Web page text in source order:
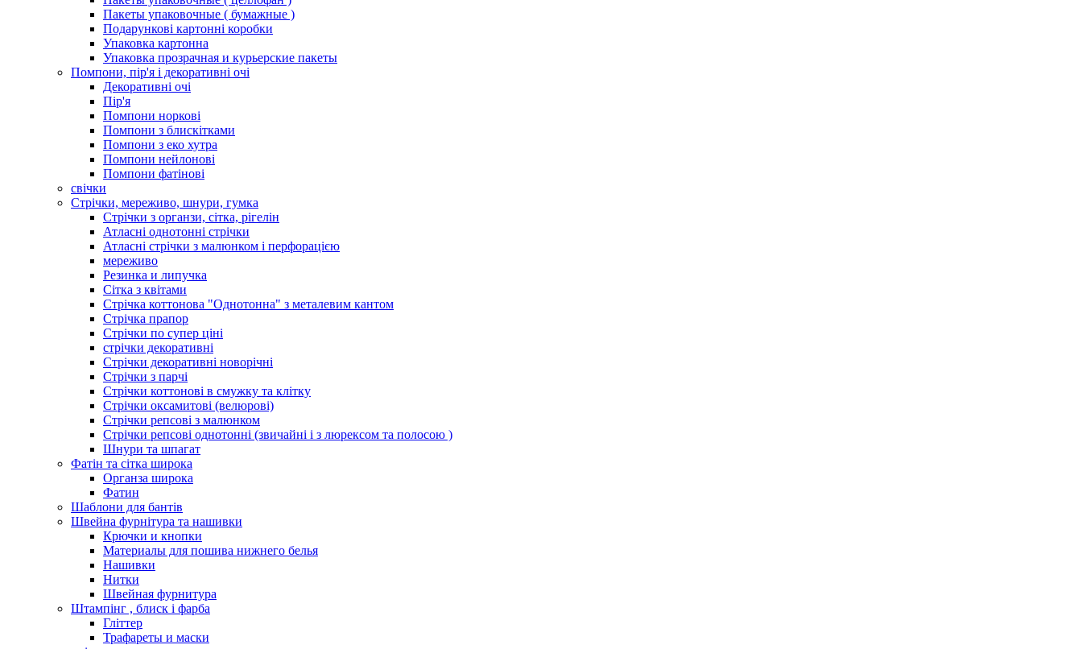
Пакеты упаковочные ( бумажные )
Подарункові картонні коробки
Упаковка картонна
Упаковка прозрачная и курьерские пакеты
Помпони, пір'я і декоративні очі
Декоративні очі
Пір'я
Помпони норкові
Помпони з блискітками
Помпони з еко хутра
Помпони нейлонові
Помпони фатінові
свічки
Стрічки, мереживо, шнури, гумка
Стрічки з органзи, сітка, рігелін
Атласні однотонні стрічки
Атласні стрічки з малюнком і перфорацією
мереживо
Резинка и липучка
Сітка з квітами
Стрічка коттонова "Однотонна" з металевим кантом
Стрічка прапор
Стрічки по супер ціні
стрічки декоративні
Стрічки декоративні новорічні
Стрічки з парчі
Стрічки коттонові в смужку та клітку
Стрічки оксамитові (велюрові)
Стрічки репсові з малюнком
Стрічки репсові однотонні (звичайні і з люрексом та полосою )
Шнури та шпагат
Фатін та сітка широка
Органза широка
Фатин
Шаблони для бантів
Швейна фурнітура та нашивки
Крючки и кнопки
Материалы для пошива нижнего белья
Нашивки
Нитки
Швейная фурнитура
Штампінг , блиск і фарба
Гліттер
Трафареты и маски